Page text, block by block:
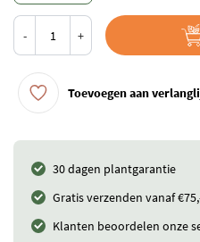
- +
Toevoegen aan
30 dagen plantgarantie
Gratis verzenden vanaf
Klanten beoordelen onze